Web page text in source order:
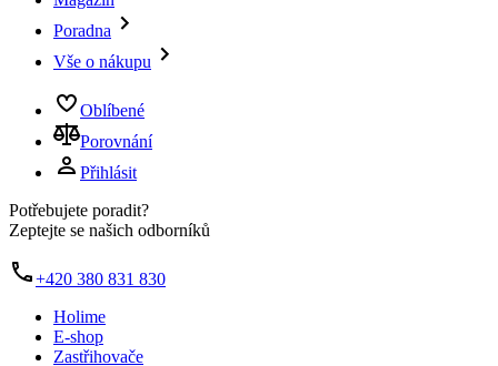
Poradna
Vše o nákupu
Oblíbené
Porovnání
Přihlásit
Potřebujete poradit?
Zeptejte se našich odborníků
+420 380 831 830
Holime
E-shop
Zastřihovače